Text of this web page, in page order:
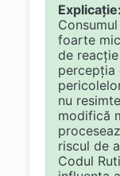
Explicație:
foarte
de
percepția
nu
modifică
riscul de
Codul